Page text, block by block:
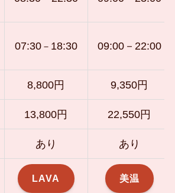
07:30－ 18:30 09:00－22:00
8,800円 9,350円
13,800円 22,550円
あり あり
LAVA 美温